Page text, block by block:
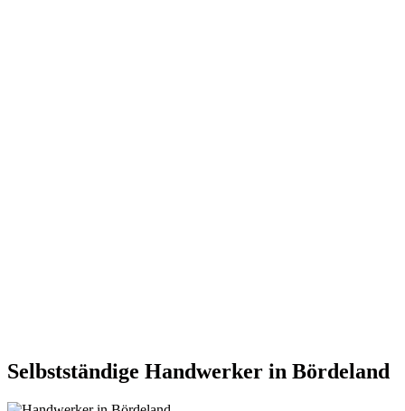
Selbstständige Handwerker in Bördeland